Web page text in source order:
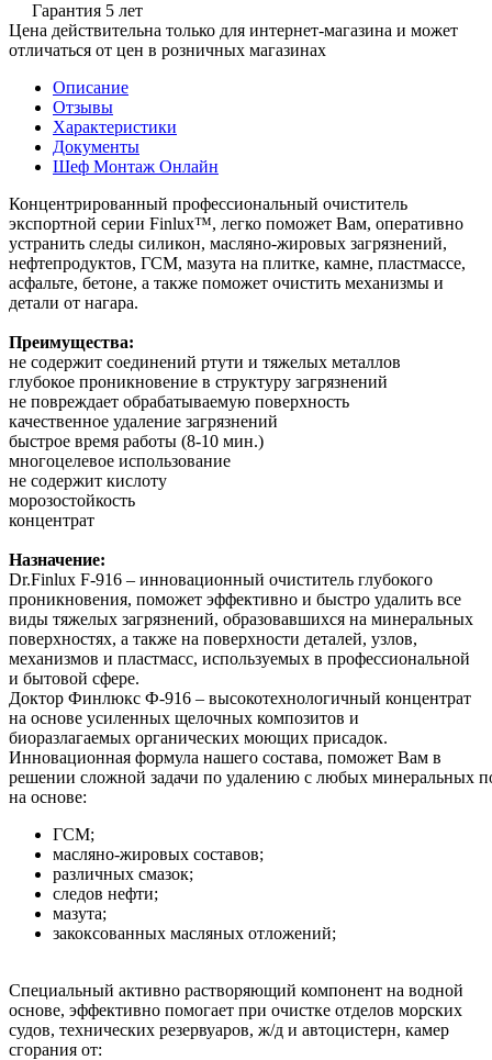
Гарантия 5 лет
Цена действительна только для интернет-магазина и может
отличаться от цен в розничных магазинах
Описание
Отзывы
Характеристики
Документы
Шеф Монтаж Онлайн
Концентрированный профессиональный очиститель
экспортной серии Finlux™, легко поможет Вам, оперативно
устранить следы силикон, масляно-жировых загрязнений,
нефтепродуктов, ГСМ, мазута на плитке, камне, пластмассе,
асфальте, бетоне, а также поможет очистить механизмы и
детали от нагара.
Преимущества:
не содержит соединений ртути и тяжелых металлов
глубокое проникновение в структуру загрязнений
не повреждает обрабатываемую поверхность
качественное удаление загрязнений
быстрое время работы (8-10 мин.)
многоцелевое использование
не содержит кислоту
морозостойкость
концентрат
Назначение:
Dr.Finlux F-916 – инновационный очиститель глубокого
проникновения, поможет эффективно и быстро удалить все
виды тяжелых загрязнений, образовавшихся на минеральных
поверхностях, а также на поверхности деталей, узлов,
механизмов и пластмасс, используемых в профессиональной
и бытовой сфере.
Доктор Финлюкс Ф-916 – высокотехнологичный концентрат
на основе усиленных щелочных композитов и
биоразлагаемых органических моющих присадок.
Инновационная формула нашего состава, поможет Вам в
решении сложной задачи по удалению с любых минеральных
на основе:
ГСМ;
масляно-жировых составов;
различных смазок;
следов нефти;
мазута;
закоксованных масляных отложений;
Специальный активно растворяющий компонент на водной
основе, эффективно помогает при очистке отделов морских
судов, технических резервуаров, ж/д и автоцистерн, камер
сгорания от: